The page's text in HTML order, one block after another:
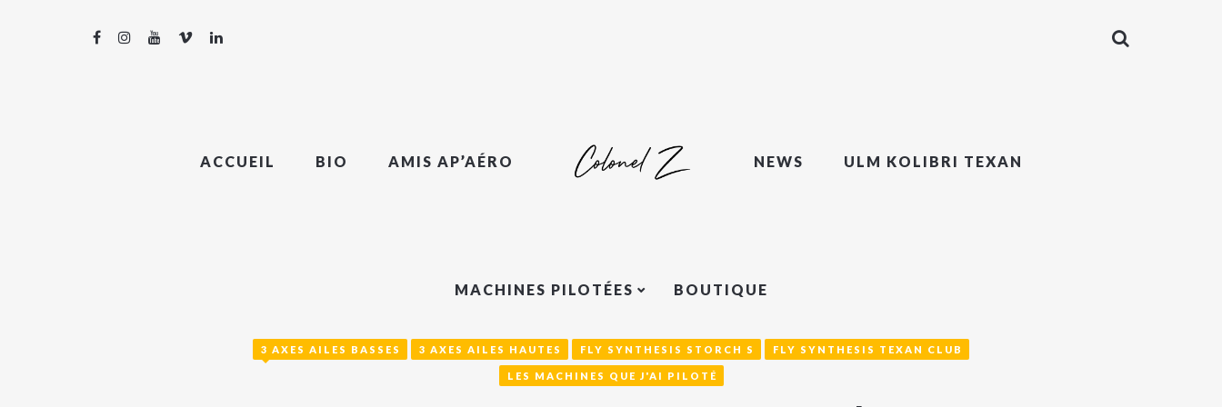
ACCUEIL BIO AMIS AP’AÉRO NEWS ULM KOLIBRI TEXAN
MACHINES PILOTÉES BOUTIQUE
3 AXES AILES BASSES 3 AXES AILES HAUTES FLY SYNTHESIS STORCH S FLY SYNTHESIS TEXAN CLUB
LES MACHINES QUE J'AI PILOTÉ